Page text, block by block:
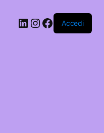
LinkedIn
Instagram
Facebook
Accedi